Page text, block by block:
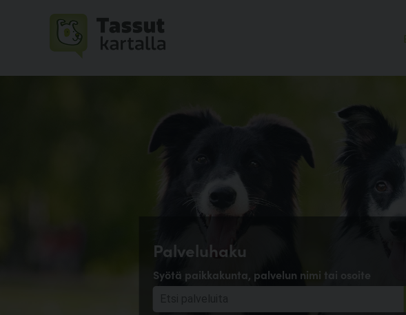
Palveluhaku
Syötä paikkakunta, palvelun nimi tai osoite